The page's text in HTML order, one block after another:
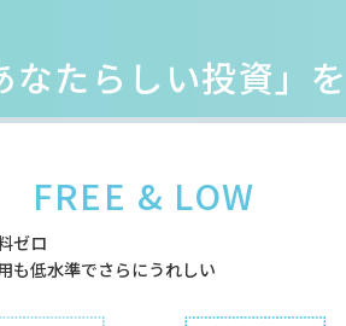
なたらしい投資」
FREE & LOW
ゼロ
も低水準でさらにうれしい